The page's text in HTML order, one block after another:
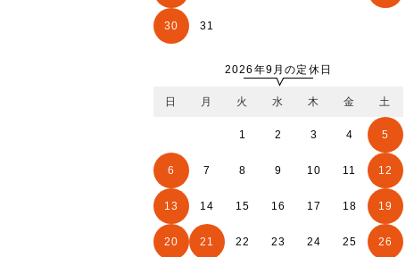
30 31
2026年9月の定休日
日 月 火 水 木 金 土
1 2 3 4 5
6 7 8 9 10 11 12
13 14 15 16 17 18 19
20 21 22 23 24 25 26